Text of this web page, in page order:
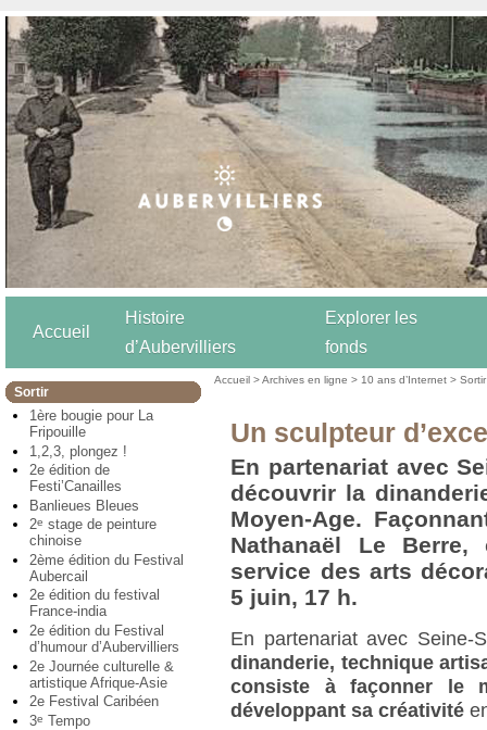
Accueil
Histoire
d’Aubervilliers
Explorer les
fonds
Sortir
1ère bougie pour La
Fripouille
1,2,3, plongez !
2e édition de
Festi’Canailles
Banlieues Bleues
2e stage de peinture
chinoise
2ème édition du Festival
Aubercail
2e édition du festival
France-india
2e édition du Festival
d’humour d’Aubervilliers
2e Journée culturelle &
artistique Afrique-Asie
2e Festival Caribéen
3e Tempo
Accueil >Archives en ligne > 10 ans d’Internet >Sortir
Un sculpteur
En partenariat avec
découvrir la
Moyen-Age.
Nathanaël Le
service des arts
5 juin, 17 h.
En partenariat avec Seine-
dinanderie, technique
consiste à façonner le
développant sa créativité